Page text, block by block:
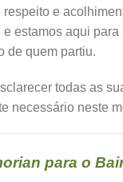
e
estamos aqui
de quem partiu.
todas as
necessário neste
para o